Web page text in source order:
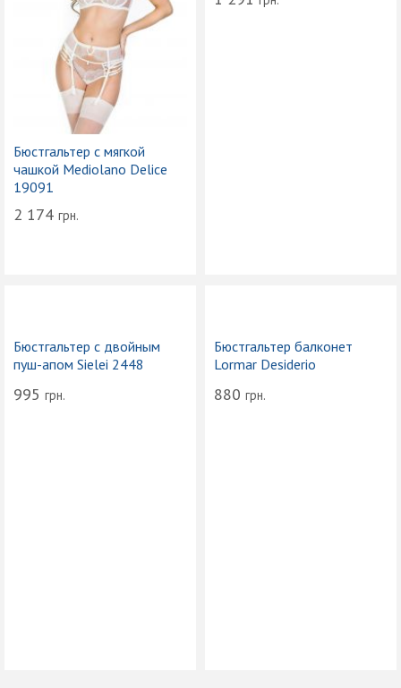
Бюстгальтер с мягкой
чашкой Mediolano Delice
19091
2 174 грн.
Бюстгальтер с двойным
пуш-апом Sielei 2448
995 грн.
Бюстгальтер балконет
Lormar Desiderio
880 грн.